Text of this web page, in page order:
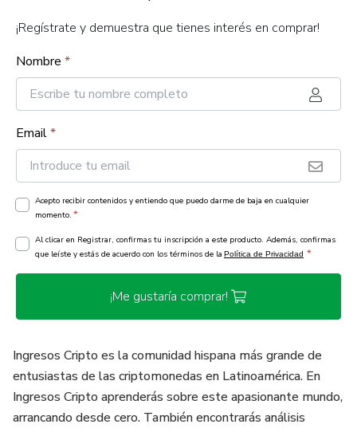
¡Regístrate y demuestra que tienes interés en comprar!
Nombre *
Email*
Acepto recibir contenidos y entiendo que puedo darme de baja en cualquier
momento. *
Al clicar en Registrar, confirmas tu inscripción a este producto. Además, confirmas
que leíste y estás de acuerdo con los términos de la Política de Privacidad *
¡Me gustaría comprar!
Ingresos Cripto es la comunidad hispana más grande de
entusiastas de las criptomonedas en Latinoamérica. En
Ingresos Cripto aprenderás sobre este apasionante mundo,
arrancando desde cero. También encontrarás análisis